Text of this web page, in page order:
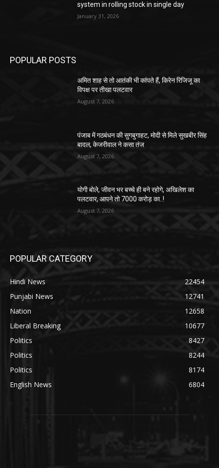
system in rolling stock in single day
January 31, 2026
POPULAR POSTS
अमित शाह से तो आतंकी भी कांपते हैं, किरेन रिजिजू का
विपक्ष पर तीखा पलटवार
August 7, 2026
पंजाब में गठबंधन की सुगबुगाहट, मोदी से मिले सुखबीर सिंह
बादल, केजरीवाल ने कसा तंज
August 7, 2026
योगी बोले, जीवन भर बच्चे ही बने रहोगे, अखिलेश का
पलटवार, आपने तो 7000 करोड़ का..!
August 7, 2026
POPULAR CATEGORY
Hindi News
22454
Punjabi News
12741
Nation
12658
Liberal Breaking
10677
Politics
8427
Politics
8244
Politics
8174
English News
6804